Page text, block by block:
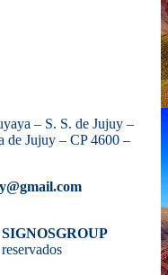
– S. S. de Jujuy –
de Jujuy – CP 4600 –